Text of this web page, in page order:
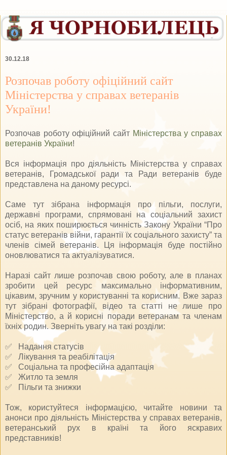
30.12.18
Розпочав роботу офіційний сайт
Міністерства у справах ветеранів
України!
Розпочав роботу офіційний сайт Міністерства у справах
ветеранів України!
Вся інформація про діяльність Міністерства у справах
ветеранів, Громадської ради та Ради ветеранів буде
представлена на даному ресурсі.
Саме тут зібрана інформація про пільги, послуги,
державні програми, спрямовані на соціальний захист
осіб, на яких поширюється чинність Закону України “Про
статус ветеранів війни, гарантії їх соціального захисту” та
членів сімей ветеранів. Ця інформація буде постійно
оновлюватися та актуалізуватися.
Наразі сайт лише розпочав свою роботу, але в планах
зробити цей ресурс максимально інформативним,
цікавим, зручним у користуванні та корисним. Вже зараз
тут зібрані фотографії, відео та статті не лише про
Міністерство, а й корисні поради ветеранам та членам
їхніх родин. Зверніть увагу на такі розділи:
✅ Надання статусів
✅ Лікування та реабілітація
✅ Соціальна та професійна адаптація
✅ Житло та земля
✅ Пільги та знижки
Тож, користуйтеся інформацією, читайте новини та
анонси про діяльність Міністерства у справах ветеранів,
ветеранський рух в країні та його яскравих
представників!